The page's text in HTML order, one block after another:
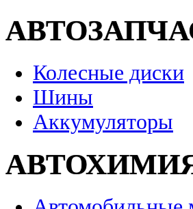
Колесные диски
Шины
Аккумуляторы